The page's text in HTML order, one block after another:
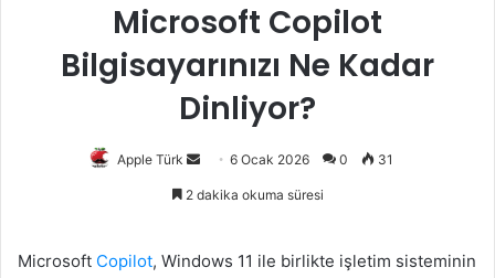
Microsoft Copilot
Bilgisayarınızı Ne Kadar
Dinliyor?
Apple Türk
Bir
6 Ocak 2026 0 31
2 dakika okuma süresi
Microsoft Copilot, Windows 11 ile birlikte işletim sisteminin